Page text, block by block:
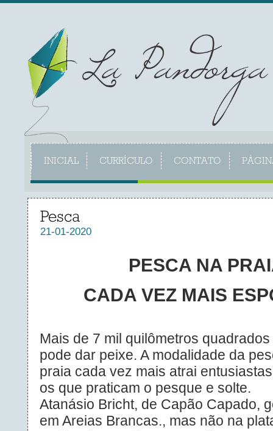
INICIAL CURRÍCULO CONTATO
Pesca
21-01-2020
PESCA NA
CADA VEZ MAIS
Mais de 7 mil quilômetros
pode dar peixe. A modalidade da
praia cada vez mais atrai
os que praticam o pesque e solte.
Atanásio Bricht, de Capão Capado,
em Areias Brancas., mas não na